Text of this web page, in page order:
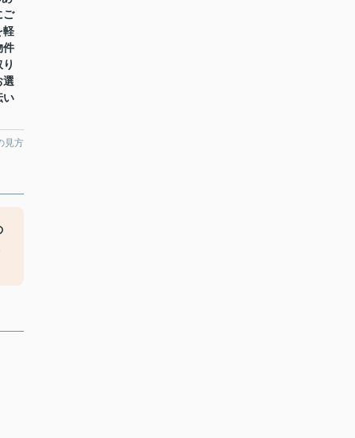
ご
軽
件
選
い
見方